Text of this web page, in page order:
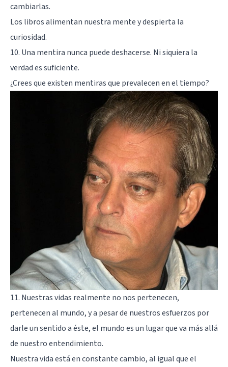
cambiarlas.
Los libros alimentan nuestra mente y despierta la
curiosidad.
10. Una mentira nunca puede deshacerse. Ni siquiera la
verdad es suficiente.
¿Crees que existen mentiras que prevalecen en el tiempo?
11. Nuestras vidas realmente no nos pertenecen,
pertenecen al mundo, y a pesar de nuestros esfuerzos por
darle un sentido a éste, el mundo es un lugar que va más allá
de nuestro entendimiento.
Nuestra vida está en constante cambio, al igual que el